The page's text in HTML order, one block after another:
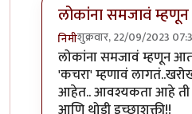
लोकांना समजावं
निमीशुक्रवार, 22/09/2023
In reply toगांडूळखतby
लोकांना समजावं म्हणून आता
'कचरा' म्हणावं
आहेत.. आवश्यकता आहे ती